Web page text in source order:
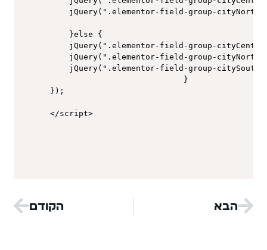
});
</script>
הבא הקודם